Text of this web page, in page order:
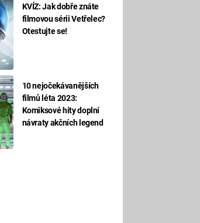
KVÍZ: Jak dobře znáte
filmovou sérii Vetřelec?
Otestujte se!
10 nejočekávanějších
filmů léta 2023:
Komiksové hity doplní
návraty akčních legend